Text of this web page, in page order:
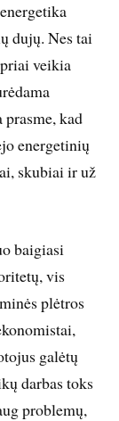
dujų. Nes tai
veikia
kad
energetinių
skubiai ir už
baigiasi
vis
plėtros
galėtų
darbas toks
problemų,